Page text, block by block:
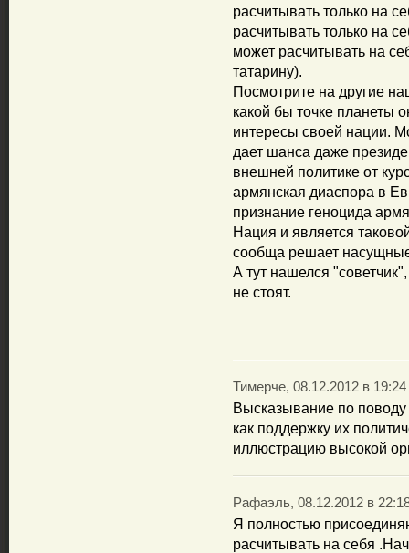
расчитывать только на
расчитывать только на
может расчитывать на
татарину).
Посмотрите на другие
какой бы точке планеты
интересы своей нации.
дает шанса даже
внешней политике от
армянская диаспора в
признание геноцида
Нация и является
сообща решает
А тут нашелся
не стоят.
Тимерче, 08.12.2012 в 19:24
Высказывание по
как поддержку их
иллюстрацию высокой
Рафаэль, 08.12.2012 в
Я полностью
расчитывать на себя